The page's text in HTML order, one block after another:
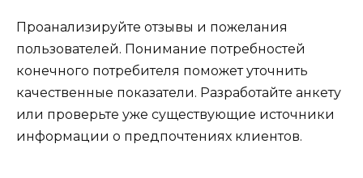
Проанализируйте отзывы и пожелания
пользователей. Понимание потребностей
конечного потребителя поможет уточнить
качественные показатели. Разработайте анкету
или проверьте уже существующие источники
информации о предпочтениях клиентов.